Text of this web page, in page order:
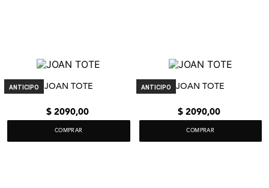
JOAN TOTE
ANTICIPO
$ 2090,00
COMPRAR
JOAN TOTE
ANTICIPO
$ 2090,00
COMPRAR